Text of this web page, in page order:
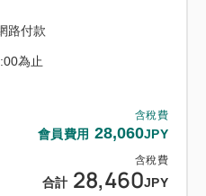
含稅費
會員費用 28,060JPY
含稅費
合計 28,460JPY
路付款
為止